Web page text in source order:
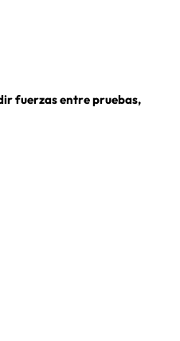
fuerzas entre pruebas,